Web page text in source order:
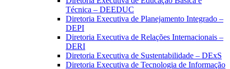
Técnica – DEEDUC
Diretoria Executiva de Planejamento Integrado –
DEPI
Diretoria Executiva de Relações Internacionais –
DERI
Diretoria Executiva de Sustentabilidade – DExS
Diretoria Executiva de Tecnologia de Informação